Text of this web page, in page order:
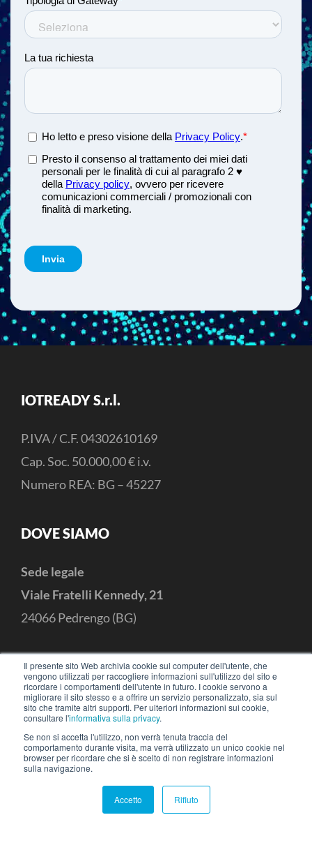
Il presente sito Web archivia cookie sul computer dell'utente, che
vengono utilizzati per raccogliere informazioni sull'utilizzo del sito e
ricordare i comportamenti dell'utente in futuro. I cookie servono a
migliorare il sito stesso e a offrire un servizio personalizzato, sia sul
sito che tramite altri supporti. Per ulteriori informazioni sui cookie,
consultare l'informativa sulla privacy.
Se non si accetta l'utilizzo, non verrà tenuta traccia del
comportamento durante visita, ma verrà utilizzato un unico cookie nel
browser per ricordare che si è scelto di non registrare informazioni
sulla navigazione.
Accetto Rifiuto
IOTREADY S.r.l.
P.IVA / C.F. 04302610169
Cap. Soc. 50.000,00 € i.v.
Numero REA: BG – 45227
DOVE SIAMO
Sede legale
Viale Fratelli Kennedy, 21
24066 Pedrengo (BG)
CONTATTI
+39 035 3053414 hello@iotready.it
S.r.l © 2026 – Made with